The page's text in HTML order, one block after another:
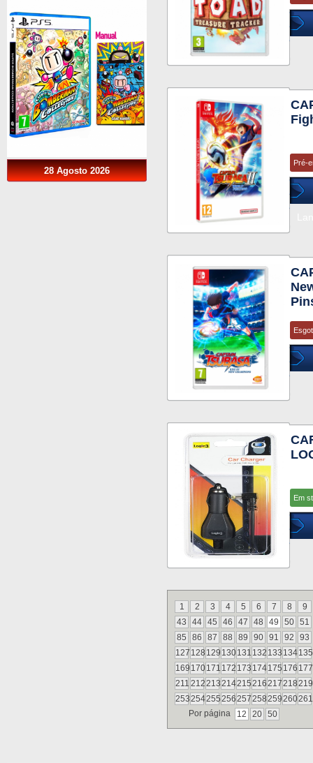
28 Agosto 2026
Pré-
Em
1 2 3 4 5 6 7 8
9
43
44 45 46 47 48 49 50 51
85
86 87 88 89 90 91 92
93
127 128 129 130131 132 133 134135
169 170171 172 173 174175 176 177
211 212213214215216217218219
253254255256257258259260261
Por página
12 20 50